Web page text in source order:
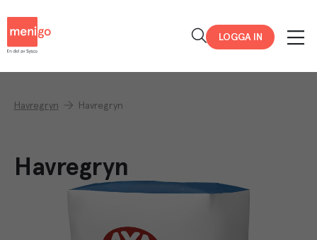
LOGGA IN
Havregryn Havregryn
Havregryn